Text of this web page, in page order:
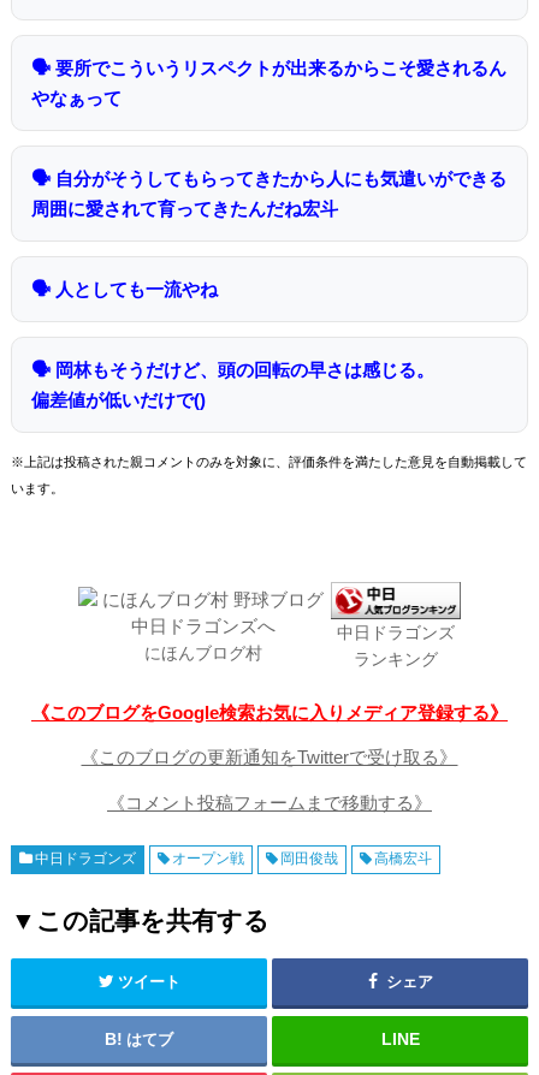
🗣 要所でこういうリスペクトが出来るからこそ愛されるん
やなぁって
🗣 自分がそうしてもらってきたから人にも気遣いができる
周囲に愛されて育ってきたんだね宏斗
🗣 人としても一流やね
🗣 岡林もそうだけど、頭の回転の早さは感じる。
偏差値が低いだけで()
※上記は投稿された親コメントのみを対象に、評価条件を満たした意見を自動掲載して
います。
にほんブログ村
中日ドラゴンズ
ランキング
《このブログをGoogle検索お気に入りメディア登録する》
《このブログの更新通知をTwitterで受け取る》
《コメント投稿フォームまで移動する》
中日ドラゴンズ オープン戦 岡田俊哉 高橋宏斗
▼この記事を共有する
ツイート シェア
はてブ